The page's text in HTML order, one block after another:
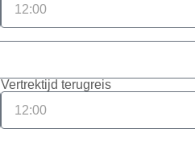
Vertrektijd terugreis